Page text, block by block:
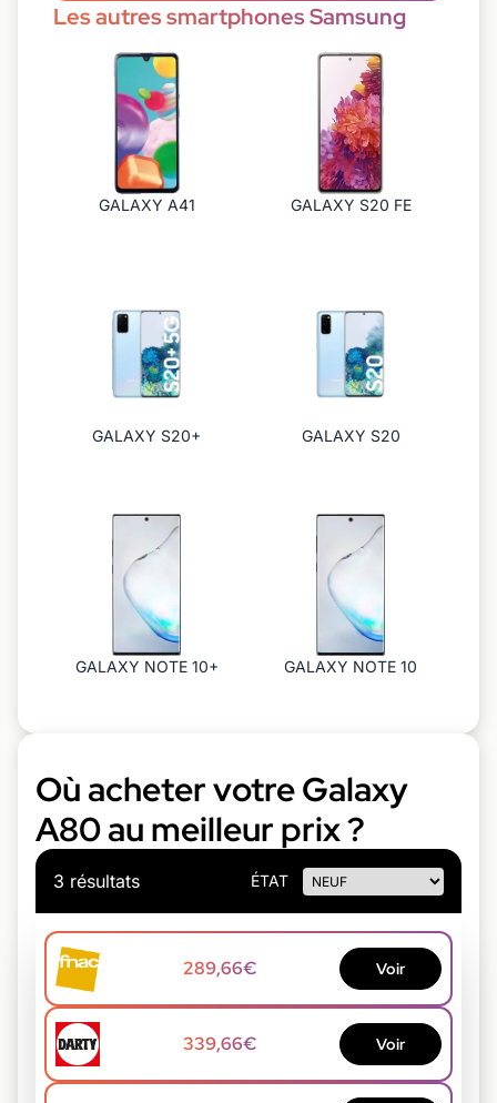
Les autres smartphones Samsung
GALAXY A41 GALAXY S20 FE
GALAXY S20+ GALAXY S20
GALAXY NOTE 10+ GALAXY NOTE 10
Où acheter votre Galaxy
A80 au meilleur prix ?
3 résultats ÉTAT
289,66€ Voir
339,66€ Voir